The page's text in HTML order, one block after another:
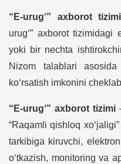
“E-urug‘” axborot
urug‘” axborot
yoki bir nechta
Nizom talablari
ko‘rsatish imkonini
“E-urug‘” axborot tizimi
“Raqamli qishloq
tarkibiga kiruvchi,
o‘tkazish, monitoring va